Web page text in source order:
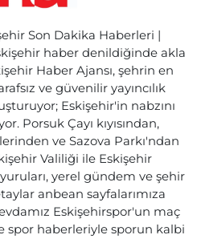
Son Dakika Haberleri |
haber denildiğinde akla
Haber Ajansı, şehrin en
ve güvenilir yayıncılık
Eskişehir'in nabzını
Porsuk Çayı kıyısından,
ve Sazova Parkı'ndan
Valiliği ile Eskişehir
yerel gündem ve şehir
anbean sayfalarımıza
Eskişehirspor'un maç
spor haberleriyle sporun kalbi